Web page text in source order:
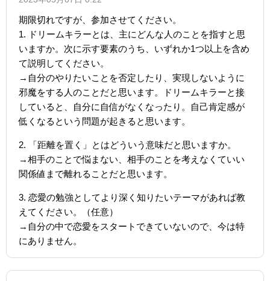
期限切れですが、参加させてください。
1. ドリームキラーとは、主にどんな人のことを指すと思
いますか。次に示す要素のうち、いずれか1つ以上を含め
て説明してください。
→自分のやりたいことを否定したり、実現しないように
邪魔をする人のことだと思います。ドリームキラーと接
していると、自分に自信がなくなったり。自己肯定感が
低くなるという問題が起きると思います。
2. 「距離を置く」とはどういう意味だと思いますか。
→相手のことで悩まない、相手のことを考えなくていい
関係値まで離れることだと思います。
3. 恋愛の勉強としてより深く知りたいテーマがあれば教
えてください。（任意）
→自分の中で恋愛をスタートできていないので、今は特
にありません。